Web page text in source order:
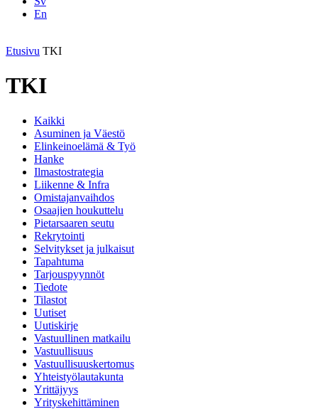
En
Etusivu TKI
TKI
Kaikki
Asuminen ja Väestö
Elinkeinoelämä & Työ
Hanke
Ilmastostrategia
Liikenne & Infra
Omistajanvaihdos
Osaajien houkuttelu
Pietarsaaren seutu
Rekrytointi
Selvitykset ja julkaisut
Tapahtuma
Tarjouspyynnöt
Tiedote
Tilastot
Uutiset
Uutiskirje
Vastuullinen matkailu
Vastuullisuus
Vastuullisuuskertomus
Yhteistyölautakunta
Yrittäjyys
Yrityskehittäminen